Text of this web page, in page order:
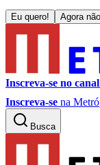
Eu quero! Agora não
Inscreva-se no canal
Inscreva-se na
Busca